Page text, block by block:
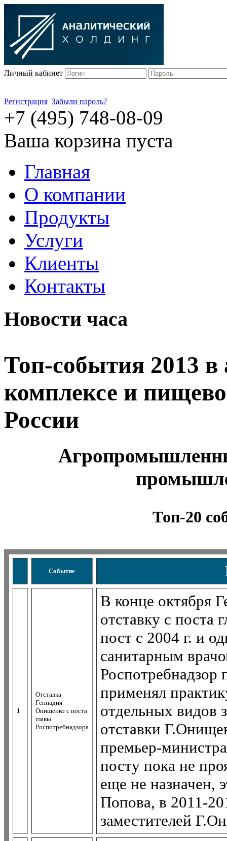
Личный кабинет
Регистрация Забыли пароль?
+7 (495) 748-08-09
Ваша корзина пуста
Главная
О компании
Продукты
Услуги
Клиенты
Контакты
Новости часа
Топ-события 2013
комплексе и
России
Топ-20
Событие
1
Отставка
Геннадия
Онищенко с поста
главы
Роспотребнадзора
В конце октября
отставку с поста
пост с 2004 г. и
санитарным
применял
отдельных видов
отставки
премьер-
посту пока не
еще не назначен,
Попова, в 2011-
заместителей